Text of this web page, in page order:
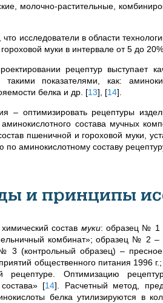
молочно-растительные,
что исследователи в области
муки в интервале от 5 до 20%
рецептур выступает
такими показателями, как:
белка и др. [13] [14]
– оптимизировать рецептуры
аминокислотного состава мучных
пшеничной и гороховой муки,
аминокислотному составу
и принципы
состав муки: образец № 1
комбинат»; образец № 2 –
3 (контрольный образец) –
общественного питания 1996
рецептуре. Оптимизацию
[14] . Расчетный метод,
белка утилизируются в